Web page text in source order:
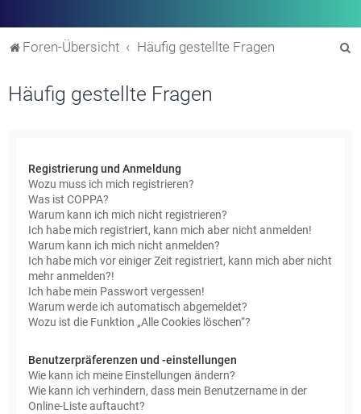
Foren-Übersicht Häufig gestellte Fragen
Häufig gestellte Fragen
Registrierung und Anmeldung
Wozu muss ich mich registrieren?
Was ist COPPA?
Warum kann ich mich nicht registrieren?
Ich habe mich registriert, kann mich aber nicht anmelden!
Warum kann ich mich nicht anmelden?
Ich habe mich vor einiger Zeit registriert, kann mich aber nicht
mehr anmelden?!
Ich habe mein Passwort vergessen!
Warum werde ich automatisch abgemeldet?
Wozu ist die Funktion „Alle Cookies löschen“?
Benutzerpräferenzen und -einstellungen
Wie kann ich meine Einstellungen ändern?
Wie kann ich verhindern, dass mein Benutzername in der
Online-Liste auftaucht?